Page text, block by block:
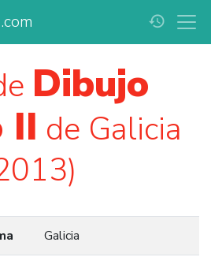
.com history
Dibujo
II de Galicia
Galicia